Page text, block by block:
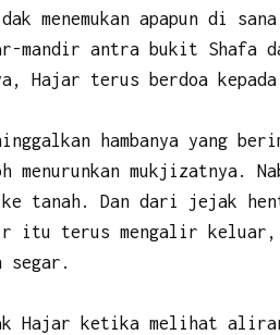
menemukan apapun di
mandir antra bukit Shafa
Hajar terus berdoa
hambanya yang
menurunkan mukjizatnya.
ke tanah. Dan dari jejak
itu terus mengalir keluar,
segar.
Hajar ketika melihat